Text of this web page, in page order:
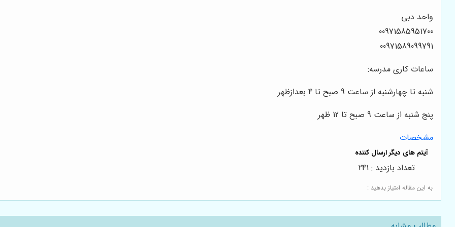
واحد دبی
00971585951700
00971589099791
ساعات کاری مدرسه:
شنبه تا چهارشنبه از ساعت 9 صبح تا 4 بعدازظهر
پنج شنبه از ساعت 9 صبح تا 12 ظهر
مشخصات
به این مقاله امتیاز بدهید :
تعداد بازدید : 241